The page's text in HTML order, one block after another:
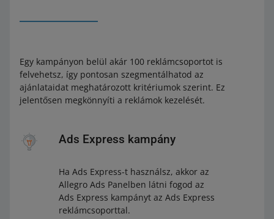
Egy kampányon belül akár 100 reklámcsoportot is
felvehetsz, így pontosan szegmentálhatod az
ajánlataidat meghatározott kritériumok szerint. Ez
jelentősen megkönnyíti a reklámok kezelését.
Ads Express kampány
Ha Ads Express-t használsz, akkor az
Allegro Ads Panelben látni fogod az
Ads Express kampányt az Ads Express
reklámcsoporttal.